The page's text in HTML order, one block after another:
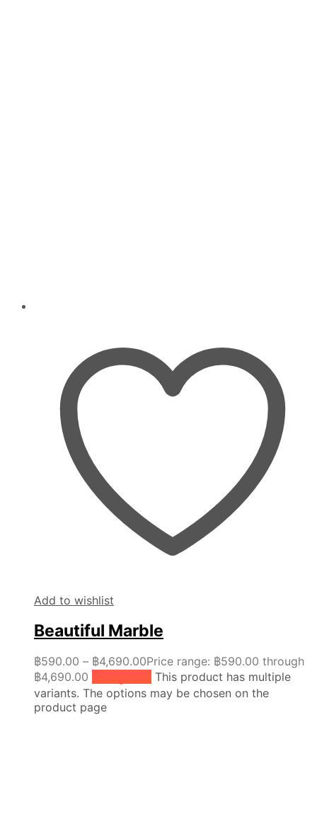
Add to wishlist
Beautiful Marble
฿590.00 – ฿4,690.00Price range: ฿590.00 through
฿4,690.00
This product has multiple
variants. The options may be chosen on the
product page